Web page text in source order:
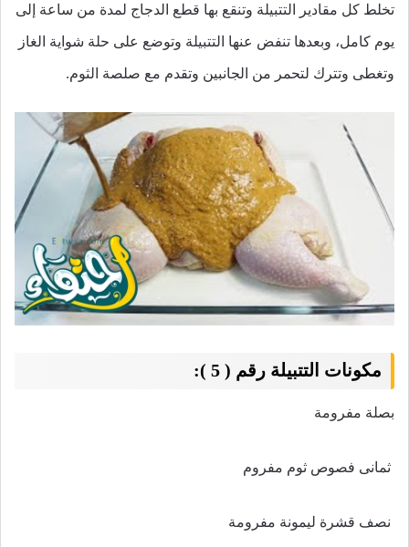
تخلط كل مقادير التتبيلة وتنقع بها قطع الدجاج لمدة من ساعة إلى
يوم كامل، وبعدها تنفض عنها التتبيلة وتوضع على حلة شواية الغاز
وتغطى وتترك لتحمر من الجانبين وتقدم مع صلصة الثوم.
مكونات التتبيلة رقم ( 5 ):
بصلة مفرومة
ثمانى فصوص ثوم مفروم
نصف قشرة ليمونة مفرومة